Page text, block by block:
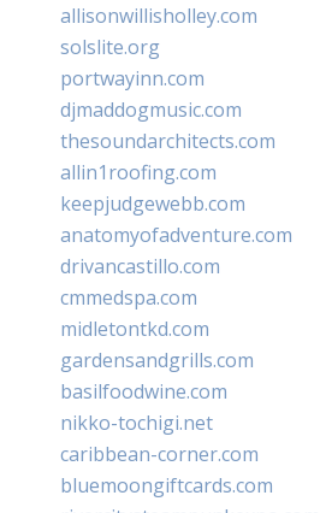
allisonwillisholley.com
solslite.org
portwayinn.com
djmaddogmusic.com
thesoundarchitects.com
allin1roofing.com
keepjudgewebb.com
anatomyofadventure.com
drivancastillo.com
cmmedspa.com
midletontkd.com
gardensandgrills.com
basilfoodwine.com
nikko-tochigi.net
caribbean-corner.com
bluemoongiftcards.com